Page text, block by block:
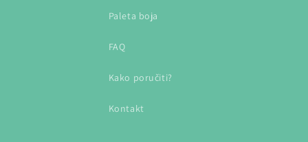
Paleta boja
FAQ
Kako poručiti?
Kontakt